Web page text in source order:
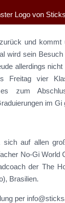
und
wird sein
allerdings
Freitag vier
zum
im Gi
sich auf allen
No-Gi World
der The
Brasilien.
per